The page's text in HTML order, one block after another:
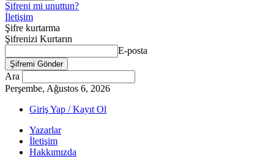
Şifreni mi unuttun?
İletişim
Şifre kurtarma
Şifrenizi Kurtarın
E-posta
Ara
Perşembe, Ağustos 6, 2026
Giriş Yap / Kayıt Ol
Yazarlar
İletişim
Hakkımızda